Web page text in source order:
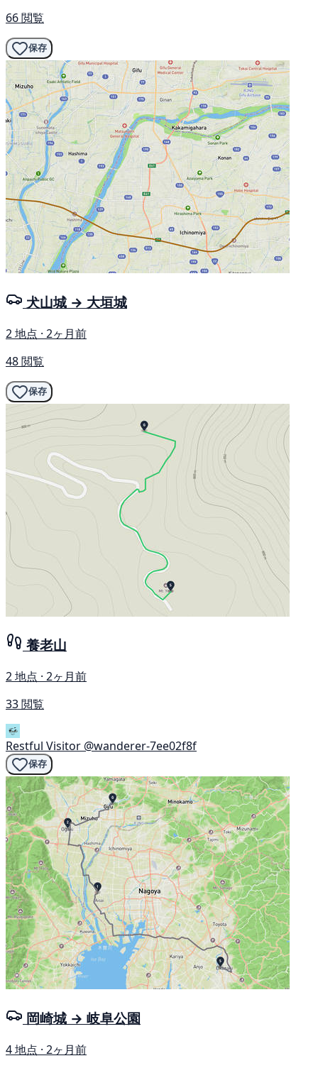
66 閲覧
保存
犬山城 → 大垣城
2 地点 · 2ヶ月前
48 閲覧
保存
養老山
2 地点 · 2ヶ月前
33 閲覧
Restful Visitor @wanderer-7ee02f8f
保存
岡崎城 → 岐阜公園
4 地点 · 2ヶ月前